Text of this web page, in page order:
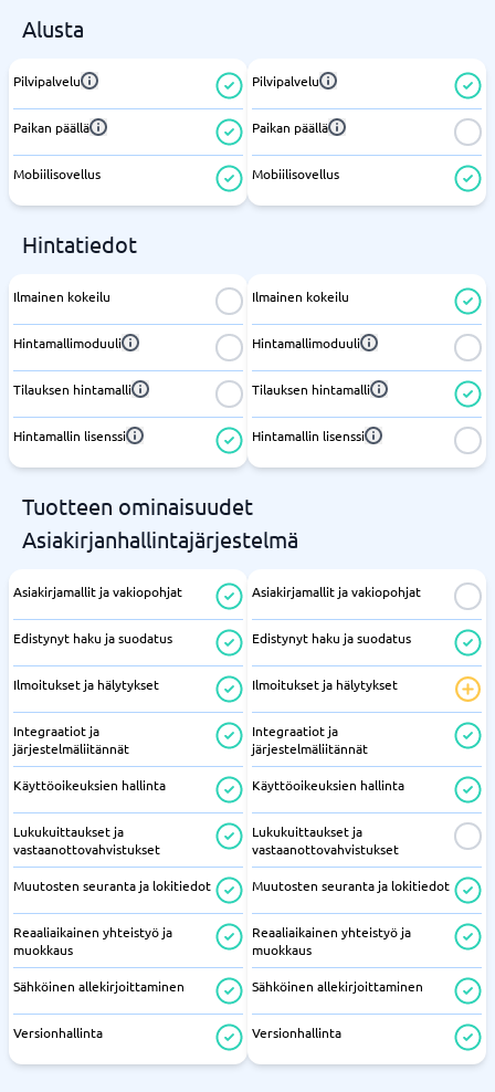
Alusta
Pilvipalvelu
Paikan päällä
Mobiilisovellus
Pilvipalvelu
Paikan päällä
Mobiilisovellus
Hintatiedot
Ilmainen kokeilu
Hintamallimoduuli
Tilauksen hintamalli
Hintamallin lisenssi
Ilmainen kokeilu
Hintamallimoduuli
Tilauksen hintamalli
Hintamallin lisenssi
Tuotteen ominaisuudet
Asiakirjanhallintajärjestelmä
Asiakirjamallit ja vakiopohjat
Edistynyt haku ja suodatus
Ilmoitukset ja hälytykset
Integraatiot ja
järjestelmäliitännät
Käyttöoikeuksien hallinta
Lukukuittaukset ja
vastaanottovahvistukset
Muutosten seuranta ja lokitiedot
Reaaliaikainen yhteistyö ja
muokkaus
Sähköinen allekirjoittaminen
Versionhallinta
Asiakirjamallit ja vakiopohjat
Edistynyt haku ja suodatus
Ilmoitukset ja hälytykset
Integraatiot ja
järjestelmäliitännät
Käyttöoikeuksien hallinta
Lukukuittaukset ja
vastaanottovahvistukset
Muutosten seuranta ja lokitiedot
Reaaliaikainen yhteistyö ja
muokkaus
Sähköinen allekirjoittaminen
Versionhallinta